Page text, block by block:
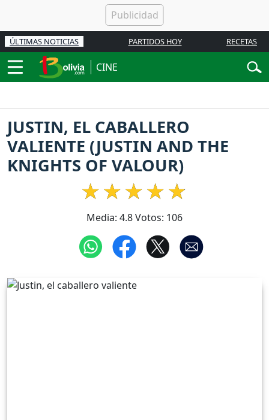
ÚLTIMAS NOTICIAS PARTIDOS HOY RECETAS
CINE
JUSTIN, EL CABALLERO
VALIENTE (JUSTIN AND THE
KNIGHTS OF VALOUR)
Media: 4.8Votos: 106